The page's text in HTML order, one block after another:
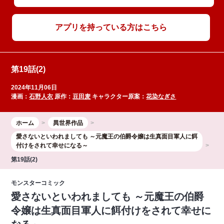
アプリを持っている方はこちら
第19話(2)
2024年11月06日
漫画：石野人衣 原作：豆田麦 キャラクター原案：花染なぎさ
ホーム
異世界作品
愛さないといわれましても ～元魔王の伯爵令嬢は生真面目軍人に餌
付けをされて幸せになる～
第19話(2)
モンスターコミック
愛さないといわれましても ～元魔王の伯爵
令嬢は生真面目軍人に餌付けをされて幸せに